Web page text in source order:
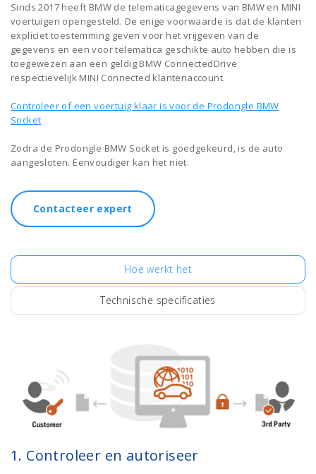
Sinds 2017 heeft BMW de telematicagegevens van BMW en MINI
voertuigen opengesteld. De enige voorwaarde is dat de klanten
expliciet toestemming geven voor het vrijgeven van de
gegevens en een voor telematica geschikte auto hebben die is
toegewezen aan een geldig BMW ConnectedDrive
respectievelijk MINI Connected klantenaccount.
Controleer of een voertuig klaar is voor de Prodongle BMW
Socket
Zodra de Prodongle BMW Socket is goedgekeurd, is de auto
aangesloten. Eenvoudiger kan het niet.
Contacteer expert
Hoe werkt het
Technische specificaties
1. Controleer en autoriseer